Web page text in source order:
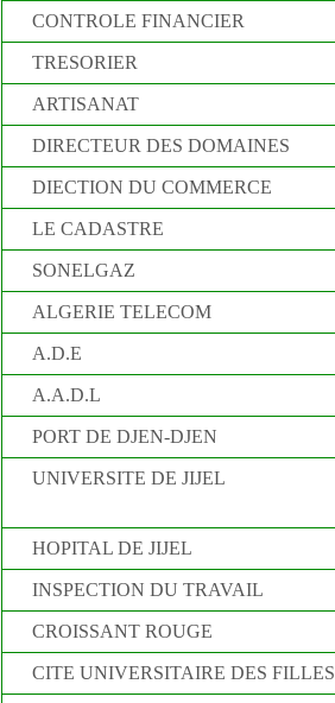
CONTROLE FINANCIER
TRESORIER
ARTISANAT
DIRECTEUR DES DOMAINES
DIECTION DU COMMERCE
LE CADASTRE
SONELGAZ
ALGERIE TELECOM
A.D.E
A.A.D.L
PORT DE DJEN-DJEN
UNIVERSITE DE JIJEL
HOPITAL DE JIJEL
INSPECTION DU TRAVAIL
CROISSANT ROUGE
CITE UNIVERSITAIRE DES FILLES